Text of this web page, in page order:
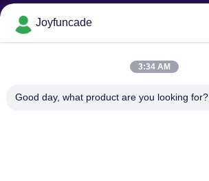
Joyfuncade
3:34 AM
Good day, what product are you looking for?